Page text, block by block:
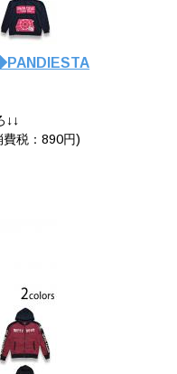
↓↓
税：890円)